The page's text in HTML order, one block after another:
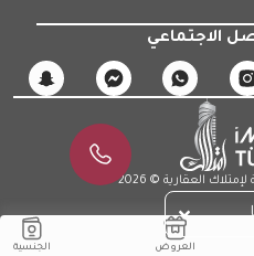
العروض الجنسية
الاجتماعي
العقارية © 2026